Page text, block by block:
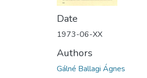
Date
1973-06-XX
Authors
Gálné Ballagi Ágnes